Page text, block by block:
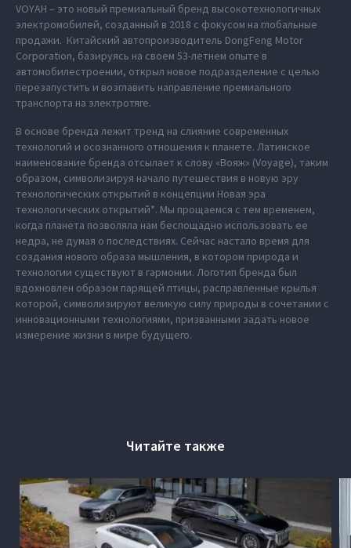
VOYAH – это новый премиальный бренд высокотехнологичных
электромобилей, созданный в 2018 с фокусом на глобальные
продажи. Китайский автопроизводитель DongFeng Motor
Corporation, базируясь на своем 53-летнем опыте в
автомобилестроении, открыл новое подразделение с целью
перезапустить и возглавить направление премиального
транспорта на электротяге.
В основе бренда лежит тренд на слияние современных
технологий и осознанного отношения к планете. Латинское
наименование бренда отсылает к слову «Вояж» (Voyage), таким
образом, символизируя начало путешествия в новую эру
технологических открытий в концепции Новая эра
технологических открытий*. Мы прощаемся с тем временем,
когда планета позволяла нам беспощадно использовать ее
недра, не думая о последствиях. Сейчас настало время для
создания нового образа мышления, в котором природа и
технологии существуют в гармонии. Логотип бренда был
вдохновлен образом парящей птицы, расправленные крылья
которой, символизируют великую силу природы в сочетании с
инновационными технологиями, призванными задать новое
измерение жизни в мире будущего.
Читайте также